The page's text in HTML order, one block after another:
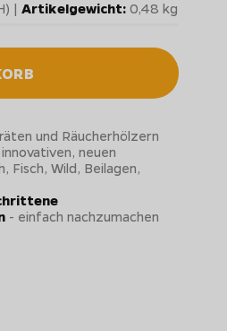
|Artikelgewicht: 0,48 kg
und Räucherhölzern
neuen
Fisch, Wild, Beilagen,
- einfach nachzumachen